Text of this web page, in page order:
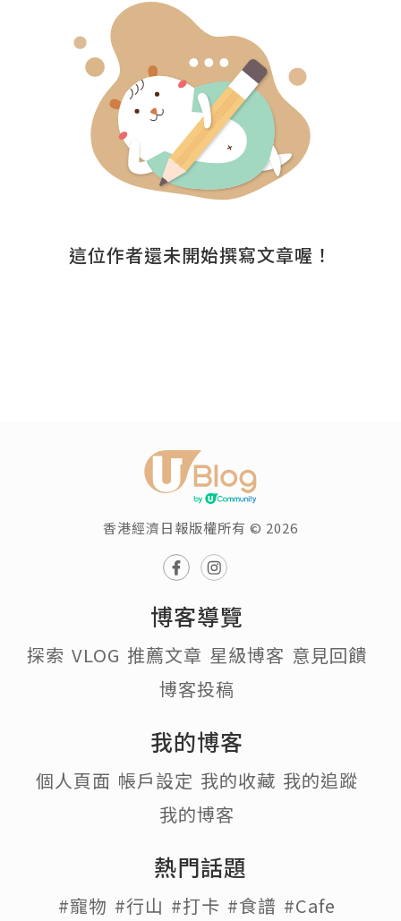
這位作者還未開始撰寫文章喔！
香港經濟日報版權所有 © 2026
博客導覽
探索 VLOG 推薦文章 星級博客 意見回饋
博客投稿
我的博客
個人頁面 帳戶設定 我的收藏 我的追蹤
我的博客
熱門話題
#寵物 #行山 #打卡 #食譜 #Cafe